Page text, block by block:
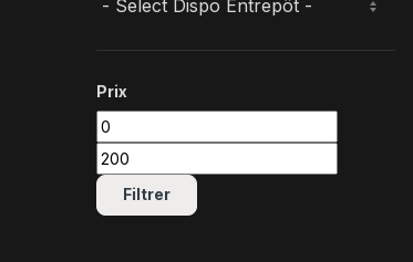
Prix
Prix min
Prix max
Filtrer